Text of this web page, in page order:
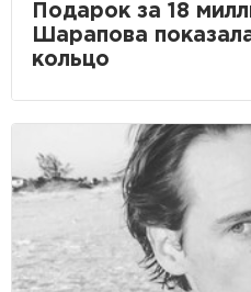
Подарок за 18
Шарапова
кольцо